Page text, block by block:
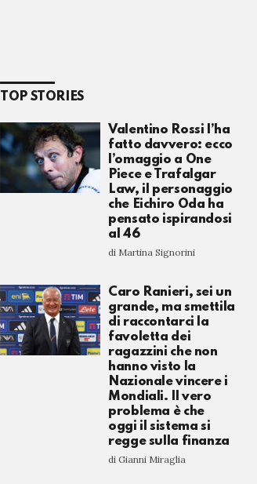
TOP STORIES
Valentino Rossi l’ha
fatto davvero: ecco
l’omaggio a One
Piece e Trafalgar
Law, il personaggio
che Eichiro Oda ha
pensato ispirandosi
al 46
di Martina Signorini
Caro Ranieri, sei un
grande, ma smettila
di raccontarci la
favoletta dei
ragazzini che non
hanno visto la
Nazionale vincere i
Mondiali. Il vero
problema è che
oggi il sistema si
regge sulla finanza
di Gianni Miraglia